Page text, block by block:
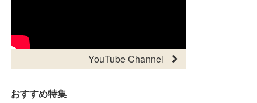
YouTube Channel
おすすめ特集